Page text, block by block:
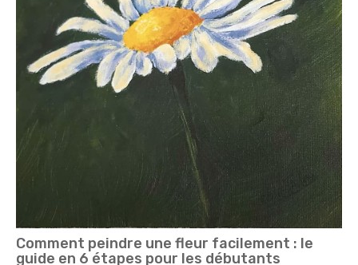
Comment peindre une fleur facilement : le
guide en 6 étapes pour les débutants